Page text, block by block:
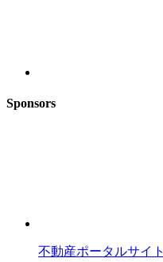
Sponsors
不動産ポータルサイ